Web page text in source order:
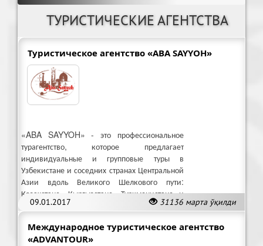
ТУРИСТИЧЕСКИЕ АГЕНТСТВА
Туристическое агентство «ABA SAYYOH»
09.01.2017 31136 марта ўқилди
«ABA SAYYOH» - это профессиональное
турагентство, которое предлагает
индивидуальные и групповые туры в
Узбекистане и соседних странах Центральной
Азии вдоль Великого Шелкового пути:
Казахстане, Кыргызстане, Туркменистане и
Таджикистане.
Международное туристическое агентство
«ADVANTOUR»